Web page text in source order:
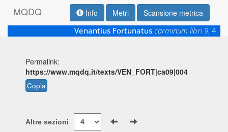
MQDQ Info Metri
Scansione metrica
Venantius Fortunatus carminum libri 9, 4
Permalink:
https://www.mqdq.it/texts/VEN_FORT|ca09|004
Copia
Altre sezioni